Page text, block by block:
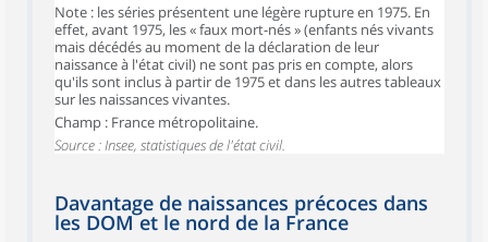
Note : les séries présentent une légère rupture en 1975. En
effet, avant 1975, les « faux mort-nés » (enfants nés vivants
mais décédés au moment de la déclaration de leur
naissance à l'état civil) ne sont pas pris en compte, alors
qu'ils sont inclus à partir de 1975 et dans les autres tableaux
sur les naissances vivantes.
Champ : France métropolitaine.
Source : Insee, statistiques de l'état civil.
Davantage de naissances précoces dans
les DOM et le nord de la France